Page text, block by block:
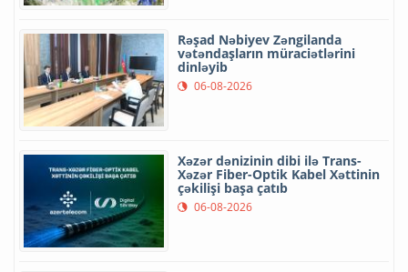
Rəşad Nəbiyev Zəngilanda
vətəndaşların müraciətlərini
dinləyib
06-08-2026
Xəzər dənizinin dibi ilə Trans-
Xəzər Fiber-Optik Kabel Xəttinin
çəkilişi başa çatıb
06-08-2026